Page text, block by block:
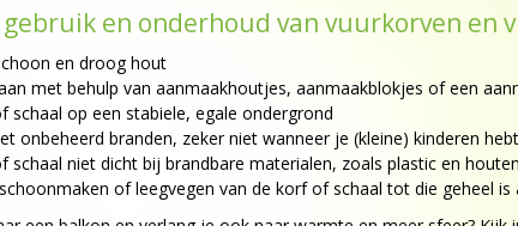
en onderhoud van vuurkorven en
en droog hout
met behulp van aanmaakhoutjes, aanmaakblokjes of een
schaal op een stabiele, egale ondergrond
onbeheerd branden, zeker niet wanneer je (kleine) kinderen
schaal niet dicht bij brandbare materialen, zoals plastic en
of leegvegen van de korf of schaal tot die geheel is